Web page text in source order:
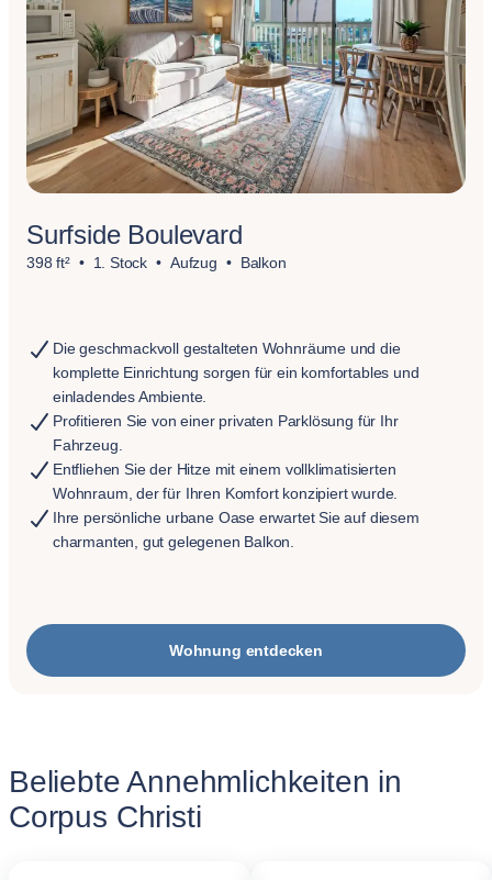
Surfside Boulevard
398 ft² 1. Stock Aufzug Balkon
Die geschmackvoll gestalteten Wohnräume und die
komplette Einrichtung sorgen für ein komfortables und
einladendes Ambiente.
Profitieren Sie von einer privaten Parklösung für Ihr
Fahrzeug.
Entfliehen Sie der Hitze mit einem vollklimatisierten
Wohnraum, der für Ihren Komfort konzipiert wurde.
Ihre persönliche urbane Oase erwartet Sie auf diesem
charmanten, gut gelegenen Balkon.
Wohnung entdecken
Beliebte Annehmlichkeiten in
Corpus Christi